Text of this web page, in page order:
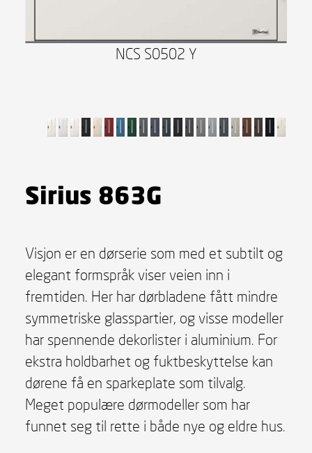
NCS S0502 Y
Sirius 863G
Visjon er en dørserie som med et subtilt og
elegant formspråk viser veien inn i
fremtiden. Her har dørbladene fått mindre
symmetriske glasspartier, og visse modeller
har spennende dekorlister i aluminium. For
ekstra holdbarhet og fuktbeskyttelse kan
dørene få en sparkeplate som tilvalg.
Meget populære dørmodeller som har
funnet seg til rette i både nye og eldre hus.